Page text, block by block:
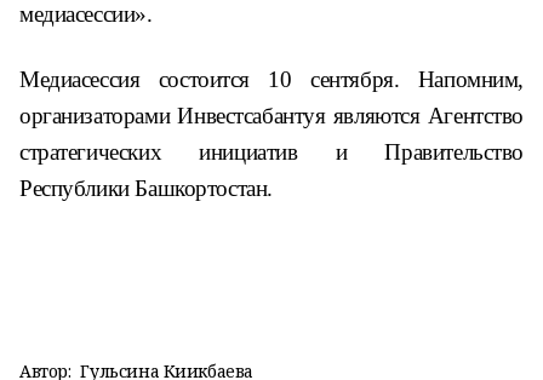
медиасессии».
Медиасессия состоится 10 сентября. Напомним,
организаторами Инвестсабантуя являются Агентство
стратегических инициатив и Правительство
Республики Башкортостан.
Автор: Гульсина Киикбаева